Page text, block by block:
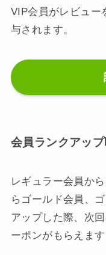
VIP会員がレビュー
与されます。
会員ランクアッ
レギュラー会員か
らゴールド会員、
アップした際、次
ーポンがもらえます